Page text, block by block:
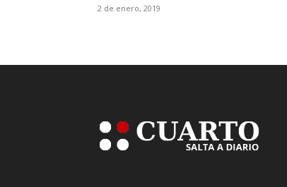
2 de enero, 2019